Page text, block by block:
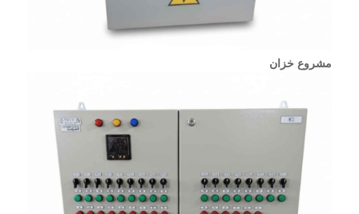
مشروع خزان